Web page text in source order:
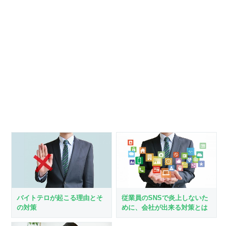
バイトテロが起こる理由とそ
の対策
従業員のSNSで炎上しないた
めに、会社が出来る対策とは